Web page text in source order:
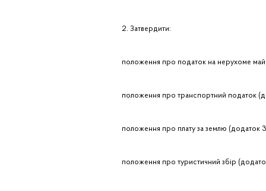
2. Затвердити:
положення про податок на нерухоме
положення про транспортний податок
положення про плату за землю (додаток
положення про туристичний збір